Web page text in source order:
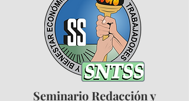
Seminario Redacción y